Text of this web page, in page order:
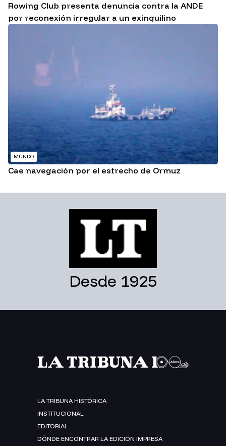
Rowing Club presenta denuncia contra la ANDE
por reconexión irregular a un exinquilino
MUNDO
Cae navegación por el estrecho de Ormuz
Desde 1925
LA TRIBUNA HISTÓRICA
INSTITUCIONAL
EDITORIAL
DÓNDE ENCONTRAR LA EDICIÓN IMPRESA